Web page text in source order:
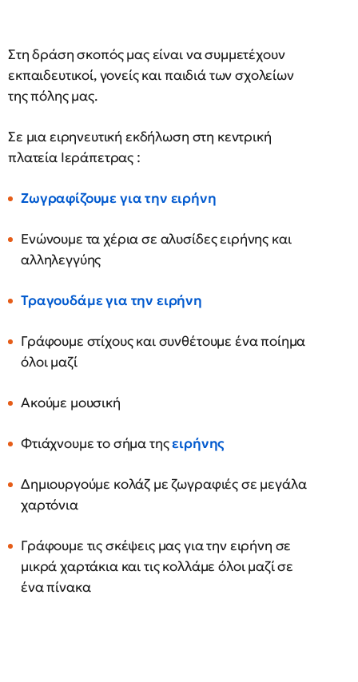
Στη δράση σκοπός μας είναι να συμμετέχουν
εκπαιδευτικοί, γονείς και παιδιά των σχολείων
της πόλης μας.
Σε μια ειρηνευτική εκδήλωση στη κεντρική
πλατεία Ιεράπετρας :
Ζωγραφίζουμε για την ειρήνη
Ενώνουμε τα χέρια σε αλυσίδες ειρήνης και
αλληλεγγύης
Τραγουδάμε για την ειρήνη
Γράφουμε στίχους και συνθέτουμε ένα ποίημα
όλοι μαζί
Ακούμε μουσική
Φτιάχνουμε το σήμα τηςειρήνης
Δημιουργούμε κολάζ με ζωγραφιές σε μεγάλα
χαρτόνια
Γράφουμε τις σκέψεις μας για την ειρήνη σε
μικρά χαρτάκια και τις κολλάμε όλοι μαζί σε
ένα πίνακα